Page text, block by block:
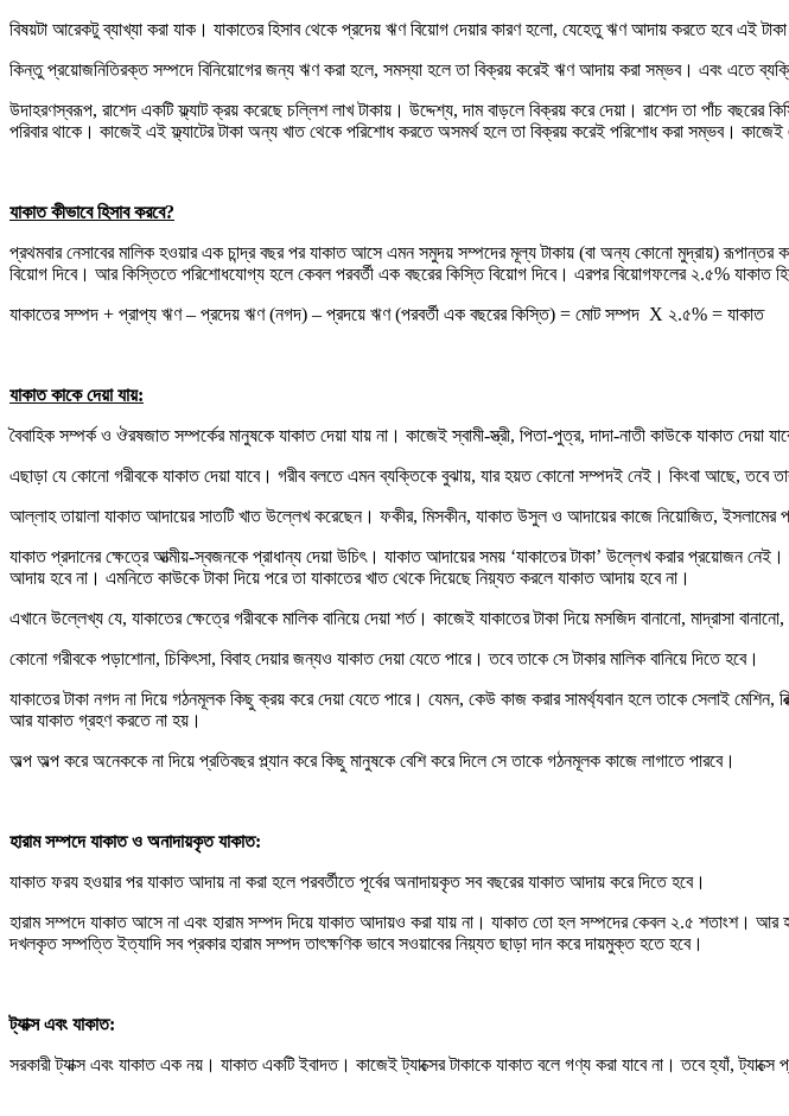
বিষয়টা আরেকটু ব্যাখ্যা করা যাক। যাকাতের হিসাব থেকে প্রদেয় ঋণ বিয়োগ দেয়ার কারণ হলো, যেহেতু ঋণ আদায় করতে হবে এই
কিন্তু প্রয়োজনিতিরক্ত সম্পদে বিনিয়োগের জন্য ঋণ করা হলে, সমস্যা হলে তা বিক্রয় করেই ঋণ আদায় করা সম্ভব। এবং এতে
উদাহরণস্বরূপ, রাশেদ একটি ফ্ল্যাট ক্রয় করেছে চল্লিশ লাখ টাকায়। উদ্দেশ্য, দাম বাড়লে বিক্রয় করে দেয়া। রাশেদ তা পাঁচ
পরিবার থাকে। কাজেই এই ফ্ল্যাটের টাকা অন্য খাত থেকে পরিশোধ করতে অসমর্থ হলে তা বিক্রয় করেই পরিশোধ করা সম্ভব। কাজেই
যাকাত কীভাবে হিসাব করবে?
প্রথমবার নেসাবের মালিক হওয়ার এক চান্দ্র বছর পর যাকাত আসে এমন সমুদয় সম্পদের মূল্য টাকায় (বা অন্য কোনো মুদ্রায়)
বিয়োগ দিবে। আর কিস্তিতে পরিশোধযোগ্য হলে কেবল পরবর্তী এক বছরের কিস্তি বিয়োগ দিবে। এরপর বিয়োগফলের ২.৫% যাকাত
যাকাতের সম্পদ + প্রাপ্য ঋণ – প্রদেয় ঋণ (নগদ) – প্রদয়ে ঋণ (পরবর্তী এক বছরের কিস্তি) = মোট সম্পদ X ২.৫% = যাকাত
যাকাত কাকে দেয়া যায়:
বৈবাহিক সম্পর্ক ও ঔরষজাত সম্পর্কের মানুষকে যাকাত দেয়া যায় না। কাজেই স্বামী-স্ত্রী, পিতা-পুত্র, দাদা-নাতী কাউকে যাকাত দেয়া
এছাড়া যে কোনো গরীবকে যাকাত দেয়া যাবে। গরীব বলতে এমন ব্যক্তিকে বুঝায়, যার হয়ত কোনো সম্পদই নেই। কিংবা আছে, তবে
আল্লাহ তায়ালা যাকাত আদায়ের সাতটি খাত উল্লেখ করেছেন। ফকীর, মিসকীন, যাকাত উসুল ও আদায়ের কাজে নিয়োজিত,
যাকাত প্রদানের ক্ষেত্রে আত্মীয়-স্বজনকে প্রাধান্য দেয়া উচিৎ। যাকাত আদায়ের সময় ‘যাকাতের টাকা’ উল্লেখ করার প্রয়োজন
আদায় হবে না। এমনিতে কাউকে টাকা দিয়ে পরে তা যাকাতের খাত থেকে দিয়েছে নিয়্যত করলে যাকাত আদায় হবে না।
এখানে উল্লেখ্য যে, যাকাতের ক্ষেত্রে গরীবকে মালিক বানিয়ে দেয়া শর্ত। কাজেই যাকাতের টাকা দিয়ে মসজিদ বানানো, মাদ্রাসা
কোনো গরীবকে পড়াশোনা, চিকিৎসা, বিবাহ দেয়ার জন্যও যাকাত দেয়া যেতে পারে। তবে তাকে সে টাকার মালিক বানিয়ে দিতে হবে।
যাকাতের টাকা নগদ না দিয়ে গঠনমূলক কিছু ক্রয় করে দেয়া যেতে পারে। যেমন, কেউ কাজ করার সামর্থ্যবান হলে তাকে সেলাই
আর যাকাত গ্রহণ করতে না হয়।
অল্প অল্প করে অনেককে না দিয়ে প্রতিবছর প্ল্যান করে কিছু মানুষকে বেশি করে দিলে সে তাকে গঠনমূলক কাজে লাগাতে পারবে।
হারাম সম্পদে যাকাত ও অনাদায়কৃত যাকাত:
যাকাত ফরয হওয়ার পর যাকাত আদায় না করা হলে পরবর্তীতে পূর্বের অনাদায়কৃত সব বছরের যাকাত আদায় করে দিতে হবে।
হারাম সম্পদে যাকাত আসে না এবং হারাম সম্পদ দিয়ে যাকাত আদায়ও করা যায় না। যাকাত তো হল সম্পদের কেবল ২.৫ শতাংশ।
দখলকৃত সম্পত্তি ইত্যাদি সব প্রকার হারাম সম্পদ তাৎক্ষণিক ভাবে সওয়াবের নিয়্যত ছাড়া দান করে দায়মুক্ত হতে হবে।
ট্যাক্স এবং যাকাত:
সরকারী ট্যাক্স এবং যাকাত এক নয়। যাকাত একটি ইবাদত। কাজেই ট্যাক্সের টাকাকে যাকাত বলে গণ্য করা যাবে না। তবে হ্যাঁ, ট্যাক্সে